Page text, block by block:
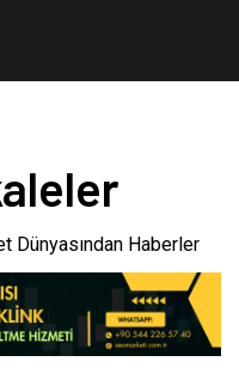
Dünyasından Haberler